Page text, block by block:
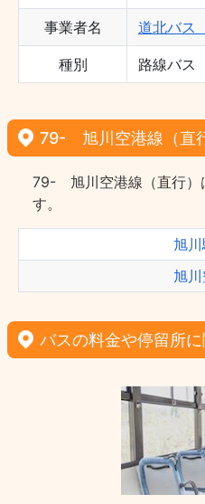
事業者名 道北バス
種別 路線バス
79- 旭川空港線（直
79- 旭川空港線（直行）
す。
旭
旭
バスの料金や停留所